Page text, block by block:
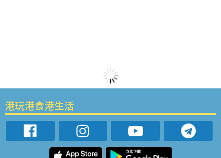
港玩港食港生活